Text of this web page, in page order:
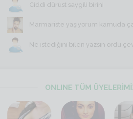
Ciddi dürüst saygili birini
Marmariste yaşıyorum kamuda
Ne istediğini bilen yazsın ordu
ONLINE TÜM